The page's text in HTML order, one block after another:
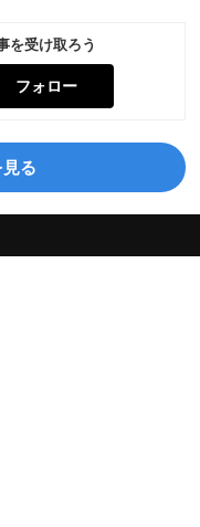
を受け取ろう
フォロー
る